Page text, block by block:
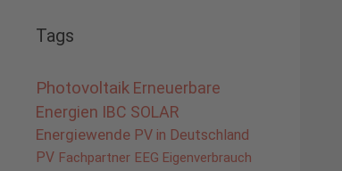
Tags
Photovoltaik Erneuerbare
Energien IBC SOLAR
Energiewende PV in Deutschland
PV Fachpartner EEG Eigenverbrauch